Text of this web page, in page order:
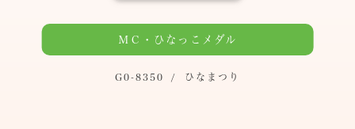
ＭＣ・ひなっこメダル
G0-8350 / ひなまつり